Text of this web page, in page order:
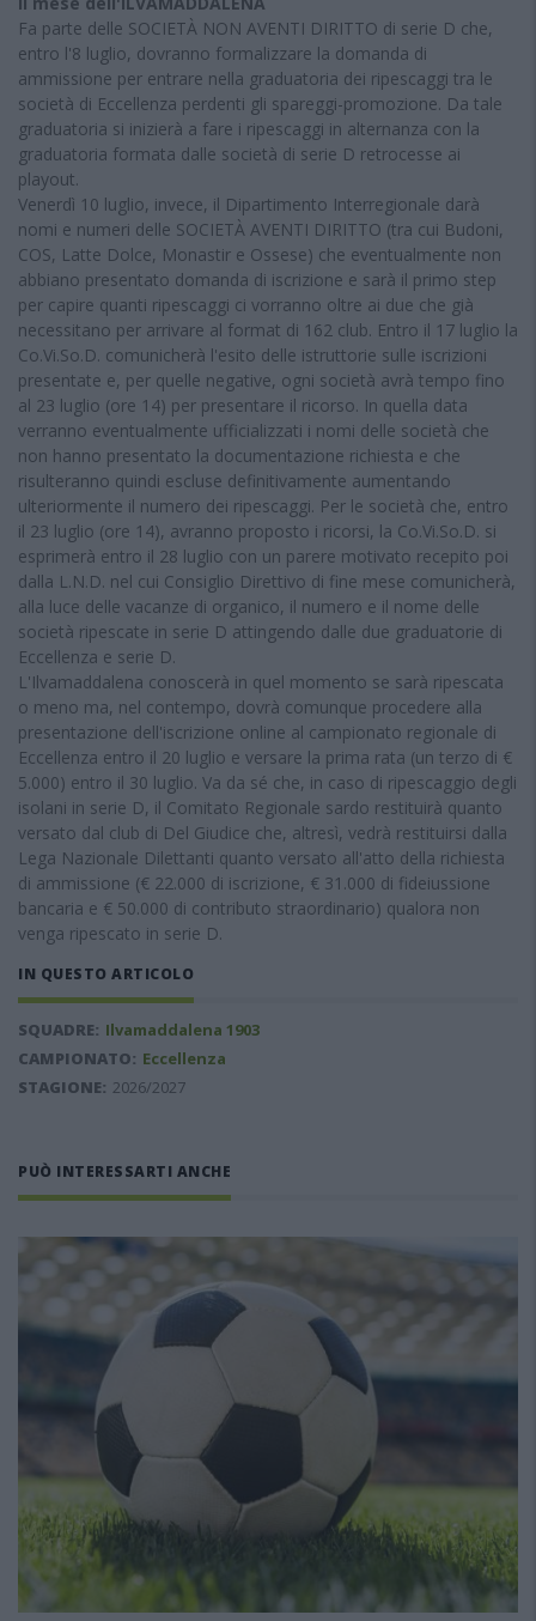
Fa parte delle SOCIETÀ NON AVENTI DIRITTO di serie D che,
entro l'8 luglio, dovranno formalizzare la domanda di
ammissione per entrare nella graduatoria dei ripescaggi tra le
società di Eccellenza perdenti gli spareggi-promozione. Da tale
graduatoria si inizierà a fare i ripescaggi in alternanza con la
graduatoria formata dalle società di serie D retrocesse ai
playout.
Venerdì 10 luglio, invece, il Dipartimento Interregionale darà
nomi e numeri delle SOCIETÀ AVENTI DIRITTO (tra cui Budoni,
COS, Latte Dolce, Monastir e Ossese) che eventualmente non
abbiano presentato domanda di iscrizione e sarà il primo step
per capire quanti ripescaggi ci vorranno oltre ai due che già
necessitano per arrivare al format di 162 club. Entro il 17 luglio la
Co.Vi.So.D. comunicherà l'esito delle istruttorie sulle iscrizioni
presentate e, per quelle negative, ogni società avrà tempo fino
al 23 luglio (ore 14) per presentare il ricorso. In quella data
verranno eventualmente ufficializzati i nomi delle società che
non hanno presentato la documentazione richiesta e che
risulteranno quindi escluse definitivamente aumentando
ulteriormente il numero dei ripescaggi. Per le società che, entro
il 23 luglio (ore 14), avranno proposto i ricorsi, la Co.Vi.So.D. si
esprimerà entro il 28 luglio con un parere motivato recepito poi
dalla L.N.D. nel cui Consiglio Direttivo di fine mese comunicherà,
alla luce delle vacanze di organico, il numero e il nome delle
società ripescate in serie D attingendo dalle due graduatorie di
Eccellenza e serie D.
L'Ilvamaddalena conoscerà in quel momento se sarà ripescata
o meno ma, nel contempo, dovrà comunque procedere alla
presentazione dell'iscrizione online al campionato regionale di
Eccellenza entro il 20 luglio e versare la prima rata (un terzo di €
5.000) entro il 30 luglio. Va da sé che, in caso di ripescaggio degli
isolani in serie D, il Comitato Regionale sardo restituirà quanto
versato dal club di Del Giudice che, altresì, vedrà restituirsi dalla
Lega Nazionale Dilettanti quanto versato all'atto della richiesta
di ammissione (€ 22.000 di iscrizione, € 31.000 di fideiussione
bancaria e € 50.000 di contributo straordinario) qualora non
venga ripescato in serie D.
IN QUESTO ARTICOLO
SQUADRE: Ilvamaddalena 1903
CAMPIONATO: Eccellenza
STAGIONE: 2026/2027
PUÒ INTERESSARTI ANCHE